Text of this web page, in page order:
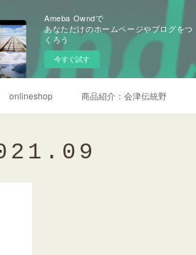
Ameba Owndで
あなただけのホームページやブログをつ
くろう
今すぐ試す
onlineshop 商品紹介：会津伝統野菜
. 09